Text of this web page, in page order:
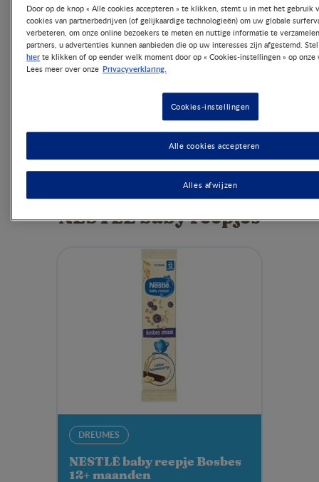
NESTLÉ baby reepje
Meer informatie
NESTLÉ baby reepjes​
DREUMES
NESTLÉ baby reepje Bosbes
12+ maanden
Door op de knop « Alle cookies accepteren » te klikken, stemt u in met het gebruik
cookies van partnerbedrijven (of gelijkaardige technologieën) om uw globale
verbeteren, om onze online bezoekers te meten en nuttige informatie te
partners, u advertenties kunnen aanbieden die op uw interesses zijn afgestemd.
hier te klikken of op eender welk moment door op « Cookies-instellingen » op
Lees meer over onze Privacyverklaring.
Cookies-instellingen
Alles afwijzen
Alle cookies accepteren